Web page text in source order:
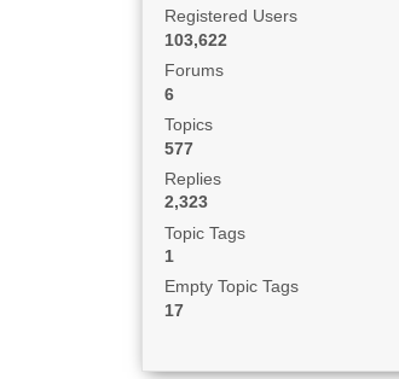
Registered Users
103,622
Forums
6
Topics
577
Replies
2,323
Topic Tags
1
Empty Topic Tags
17